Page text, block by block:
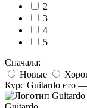
2
3
4
5
Сначала:
Новые
Курс Guitardo єто